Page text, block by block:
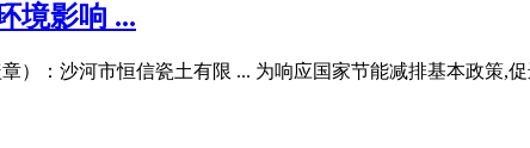
境影响 ...
）：沙河市恒信瓷土有限 ... 为响应国家节能减排基本政策,